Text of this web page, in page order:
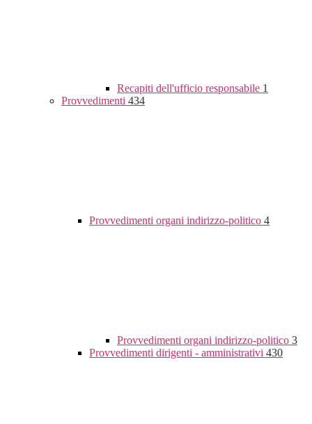
Recapiti dell'ufficio responsabile 1
Provvedimenti 434
Provvedimenti organi indirizzo-politico 4
Provvedimenti organi indirizzo-politico 3
Provvedimenti dirigenti - amministrativi 430